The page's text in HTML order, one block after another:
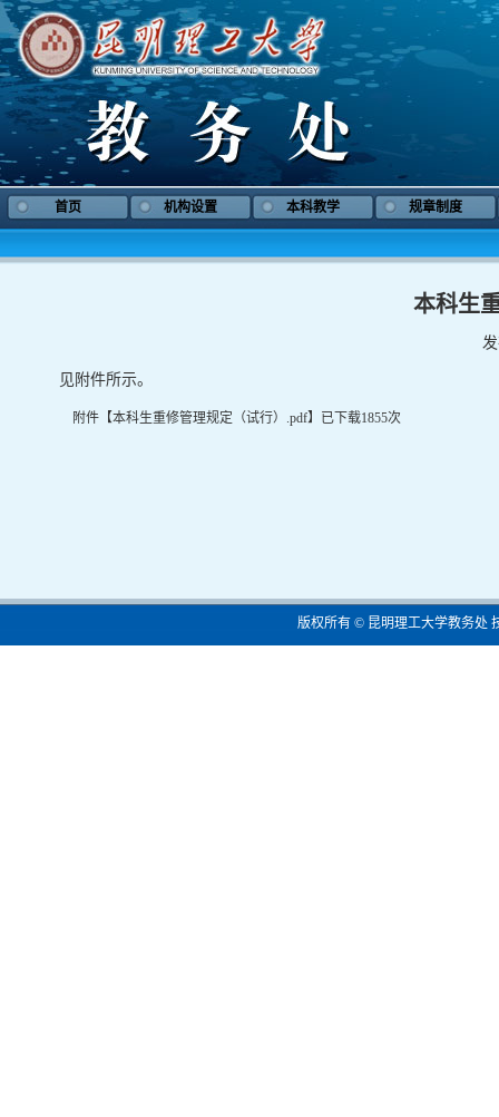
首页 机构设置 本科教学 规章制度
本科生
见附件所示。
附件【本科生重修管理规定（试行）.pdf】已下载1855次
版权所有 © 昆明理工大学教务处